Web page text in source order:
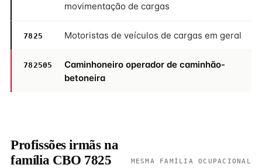
movimentação de cargas
7825 Motoristas de veículos de cargas em geral
782505
Caminhoneiro operador de caminhão-
betoneira
Profissões irmãs na
família CBO 7825
MESMA FAMÍLIA OCUPACIONAL